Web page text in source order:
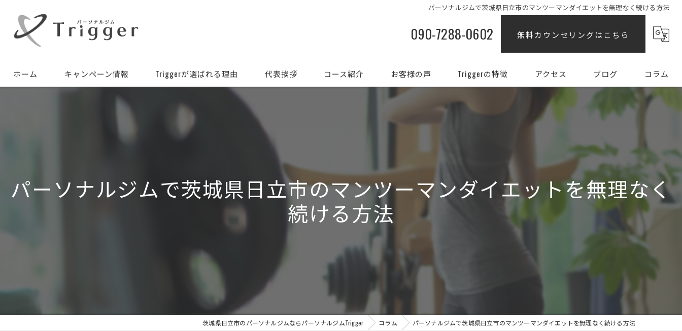
パーソナルジムで茨城県日立市のマンツーマンダイエットを無理なく続ける方法
090-7288-0602 無料カウンセリングはこちら
ホーム キャンペーン情報 Triggerが選ばれる理由 代表挨拶 コース紹介 お客様の声 Triggerの特徴
ダイエット
初心者
アクセス ブログ コラム
パーソナルジムで茨城県日立市のマンツーマンダイエットを無理なく
続ける方法
茨城県日立市のパーソナルジムならパーソナルジムTrigger コラム パーソナルジムで茨城県日立市のマンツーマンダイエットを無理なく続ける方法